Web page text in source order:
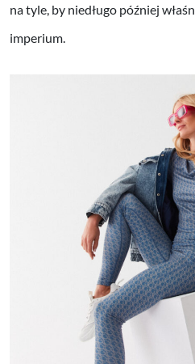
na tyle, by niedługo później
imperium.